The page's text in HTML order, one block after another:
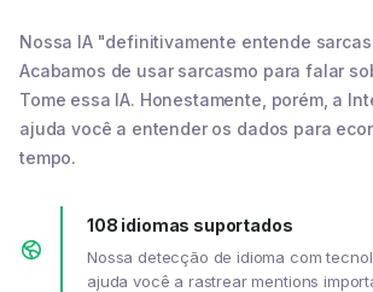
Nossa IA "definitivamente entende
Acabamos de usar sarcasmo para falar
Tome essa IA. Honestamente, porém, a
ajuda você a entender os dados para
tempo.
108 idiomas suportados
Nossa detecção de idioma com
ajuda você a rastrear mentions